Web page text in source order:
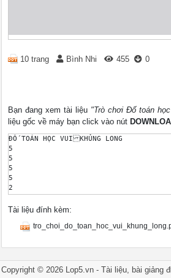
10 trang Bình Nhi 455 0
Bạn đang xem tài liệu "Trò chơi Đố toán
liệu gốc về máy bạn click vào nút
ĐỐ TOÁN HỌC VUIKHỦNG LONG
5
5
5
5
2
2
10
102
Tài liệu đính kèm:
Copyright © 2026 Lop5.vn -Tài liệu, bài giảng